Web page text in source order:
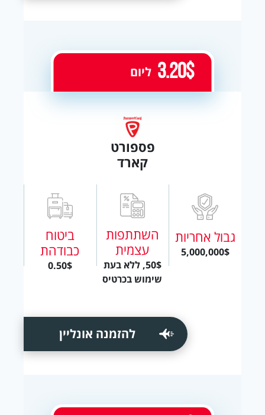
פספורט
קארד
גבול אחריות
5,000,000$
השתתפות
עצמית
50$, ללא בעת
שימוש בכרטיס
ביטוח
כבודהת
0.50$
3.20$ ליום
להזמנה אונליין